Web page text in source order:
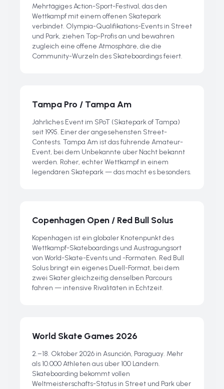
Mehrtägiges Action-Sport-Festival, das den
Wettkampf mit einem offenen Skatepark
verbindet. Olympia-Qualifikations-Events in Street
und Park, ziehen Top-Profis an und bewahren
zugleich eine offene Atmosphäre, die die
Community-Wurzeln des Skateboardings feiert.
Tampa Pro / Tampa Am
Jährliches Event im SPoT (Skatepark of Tampa)
seit 1995. Einer der angesehensten Street-
Contests. Tampa Am ist das führende Amateur-
Event, bei dem Unbekannte über Nacht bekannt
werden. Roher, echter Wettkampf in einem
legendären Skatepark — das macht es besonders.
Copenhagen Open / Red Bull Solus
Kopenhagen ist ein globaler Knotenpunkt des
Wettkampf-Skateboardings und Austragungsort
von World-Skate-Events und -Formaten. Red Bull
Solus bringt ein eigenes Duell-Format, bei dem
zwei Skater gleichzeitig denselben Parcours
fahren — intensive Rivalitäten in Echtzeit.
World Skate Games 2026
2.–18. Oktober 2026 in Asunción, Paraguay. Mehr
als 10.000 Athleten aus über 100 Ländern.
Skateboarding bekommt vollen
Weltmeisterschafts-Status in Street und Park über